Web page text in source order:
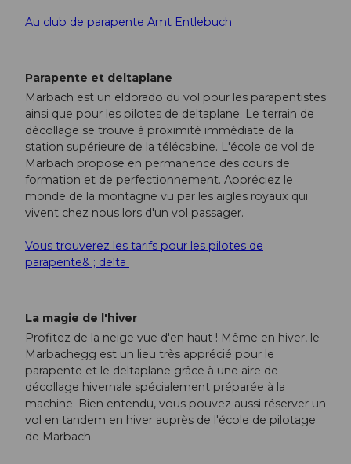
Au club de parapente Amt Entlebuch
Parapente et deltaplane
Marbach est un eldorado du vol pour les parapentistes
ainsi que pour les pilotes de deltaplane. Le terrain de
décollage se trouve à proximité immédiate de la
station supérieure de la télécabine. L'école de vol de
Marbach propose en permanence des cours de
formation et de perfectionnement. Appréciez le
monde de la montagne vu par les aigles royaux qui
vivent chez nous lors d'un vol passager.
Vous trouverez les tarifs pour les pilotes de
parapente& ; delta
La magie de l'hiver
Profitez de la neige vue d'en haut ! Même en hiver, le
Marbachegg est un lieu très apprécié pour le
parapente et le deltaplane grâce à une aire de
décollage hivernale spécialement préparée à la
machine. Bien entendu, vous pouvez aussi réserver un
vol en tandem en hiver auprès de l'école de pilotage
de Marbach.